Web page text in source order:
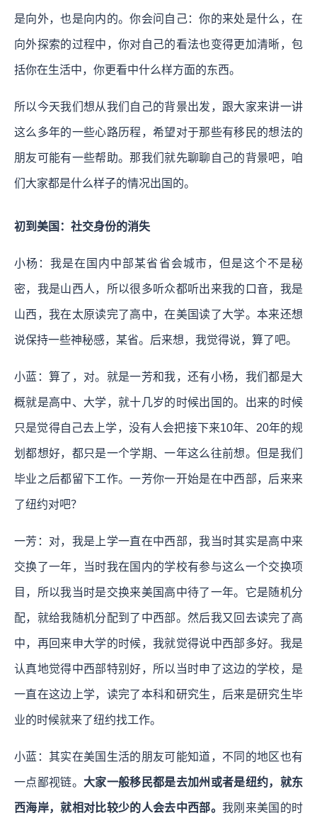
是向外，也是向内的。你会问自己：你的来处是什么，在
向外探索的过程中，你对自己的看法也变得更加清晰，包
括你在生活中，你更看中什么样方面的东西。
所以今天我们想从我们自己的背景出发，跟大家来讲一讲
这么多年的一些心路历程，希望对于那些有移民的想法的
朋友可能有一些帮助。那我们就先聊聊自己的背景吧，咱
们大家都是什么样子的情况出国的。
初到美国：社交身份的消失
小杨：我是在国内中部某省省会城市，但是这个不是秘
密，我是山西人，所以很多听众都听出来我的口音，我是
山西，我在太原读完了高中，在美国读了大学。本来还想
说保持一些神秘感，某省。后来想，我觉得说，算了吧。
小蓝：算了，对。就是一芳和我，还有小杨，我们都是大
概就是高中、大学，就十几岁的时候出国的。出来的时候
只是觉得自己去上学，没有人会把接下来10年、20年的规
划都想好，都只是一个学期、一年这么往前想。但是我们
毕业之后都留下工作。一芳你一开始是在中西部，后来来
了纽约对吧？
一芳：对，我是上学一直在中西部，我当时其实是高中来
交换了一年，当时我在国内的学校有参与这么一个交换项
目，所以我当时是交换来美国高中待了一年。它是随机分
配，就给我随机分配到了中西部。然后我又回去读完了高
中，再回来申大学的时候，我就觉得说中西部多好。我是
认真地觉得中西部特别好，所以当时申了这边的学校，是
一直在这边上学，读完了本科和研究生，后来是研究生毕
业的时候就来了纽约找工作。
小蓝：其实在美国生活的朋友可能知道，不同的地区也有
一点鄙视链。 大家一般移民都是去加州或者是纽约，就东
西海岸，就相对比较少的人会去中西部。 我刚来美国的时